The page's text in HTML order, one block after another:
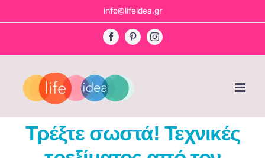
to
info@lifeidea.gr
FacebookPinterestInstagram
Τρέξτε σωστά! Τεχνικές